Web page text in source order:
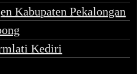
Kabupaten Pekalongan
Kediri